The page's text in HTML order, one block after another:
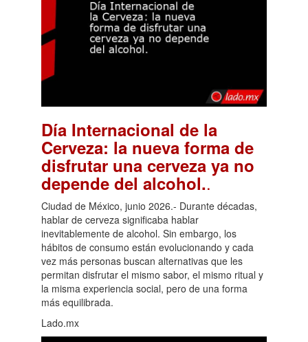
Día Internacional de la
Cerveza: la nueva forma de
disfrutar una cerveza ya no
depende del alcohol..
Ciudad de México, junio 2026.- Durante décadas,
hablar de cerveza significaba hablar
inevitablemente de alcohol. Sin embargo, los
hábitos de consumo están evolucionando y cada
vez más personas buscan alternativas que les
permitan disfrutar el mismo sabor, el mismo ritual y
la misma experiencia social, pero de una forma
más equilibrada.
Lado.mx